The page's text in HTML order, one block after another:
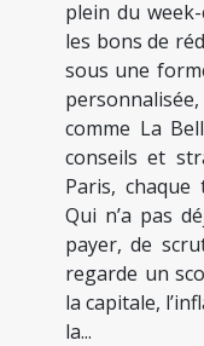
plein du
les bons de
sous une
comme La
conseils et
Paris,
Qui n’a pas
payer, de
regarde un
la capitale,
la...